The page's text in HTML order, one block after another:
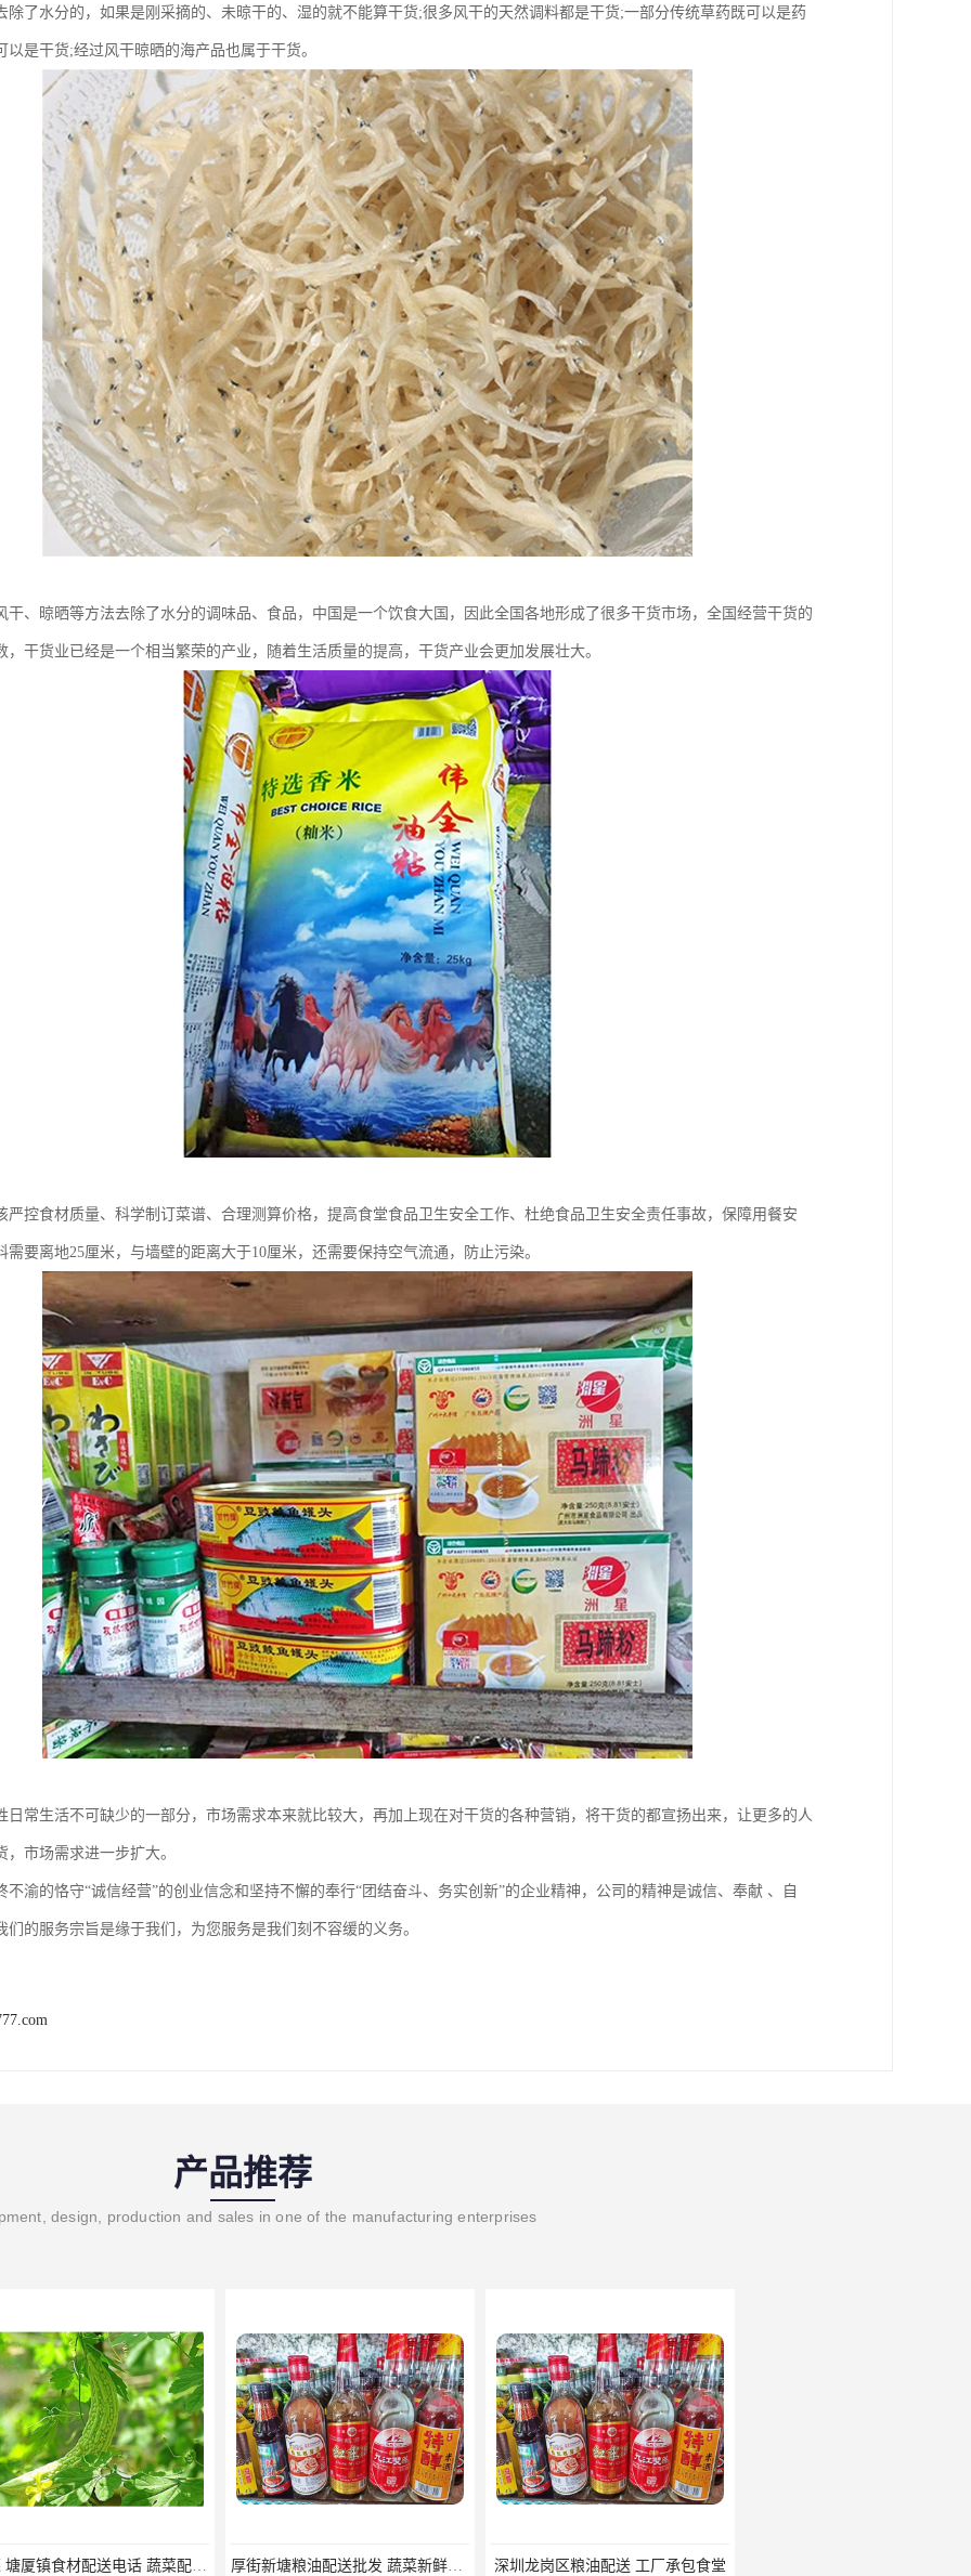
除了水分的，如果是刚采摘的、未晾干的、湿的就不能算干货;很多风干的天然调料都是干货;一部分传统草药既可以是药
以是干货;经过风干晾晒的海产品也属于干货。
干、晾晒等方法去除了水分的调味品、食品，中国是一个饮食大国，因此全国各地形成了很多干货市场，全国经营干货的
，干货业已经是一个相当繁荣的产业，随着生活质量的提高，干货产业会更加发展壮大。
严控食材质量、科学制订菜谱、合理测算价格，提高食堂食品卫生安全工作、杜绝食品卫生安全责任事故，保障用餐安
需要离地25厘米，与墙壁的距离大于10厘米，还需要保持空气流通，防止污染。
日常生活不可缺少的一部分，市场需求本来就比较大，再加上现在对干货的各种营销，将干货的都宣扬出来，让更多的人
，市场需求进一步扩大。
不渝的恪守“诚信经营”的创业信念和坚持不懈的奉行“团结奋斗、务实创新”的企业精神，公司的精神是诚信、奉献 、自
们的服务宗旨是缘于我们，为您服务是我们刻不容缓的义务。
产品推荐
design, production and sales in one of the manufacturing enterprises
东莞 塘厦镇食材配送电话 蔬菜配送系统 蔬菜基地 新鲜配送 厚街新塘粮油配送批发 蔬菜新鲜配送 深圳龙岗区粮油配送 工厂承包食堂 公明镇粮油配送批发电话 承包食堂